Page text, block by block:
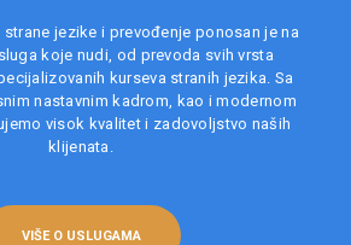
strane jezike i prevođenje ponosan je na
koje nudi, od prevoda svih vrsta
kurseva stranih jezika. Sa
nastavnim kadrom, kao i modernom
visok kvalitet i zadovoljstvo naših
klijenata.
VIŠE O USLUGAMA